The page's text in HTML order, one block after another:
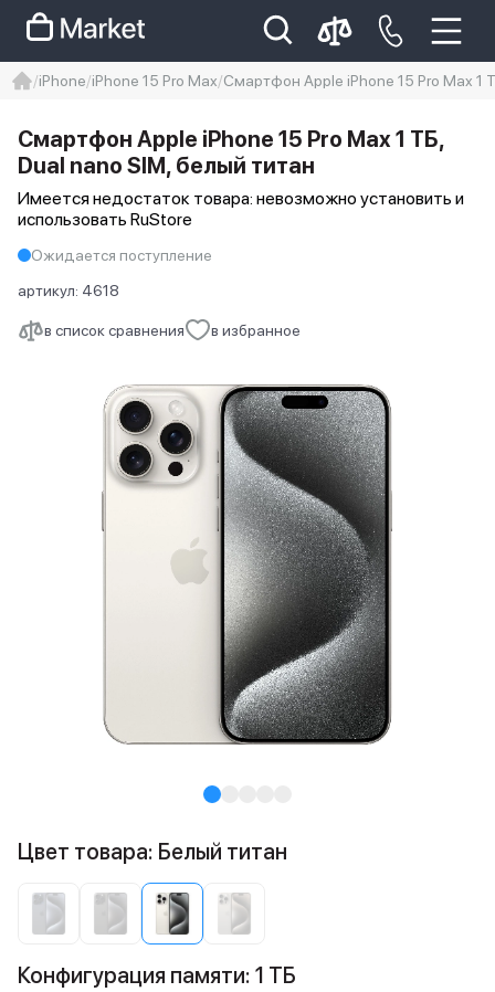
Iphone 14 pro max
айфон 14
iPhone iPhone 15 Pro Max Смартфон Apple iPhone 15 Pro Max 1
в список сравнения в избранное
Смартфон Apple iPhone 15 Pro Max 1 ТБ,
Dual nano SIM, белый титан
Имеется недостаток товара: невозможно установить и
использовать RuStore
Ожидается поступление
артикул: 4618
Цвет товара: Белый титан
Конфигурация памяти: 1 ТБ